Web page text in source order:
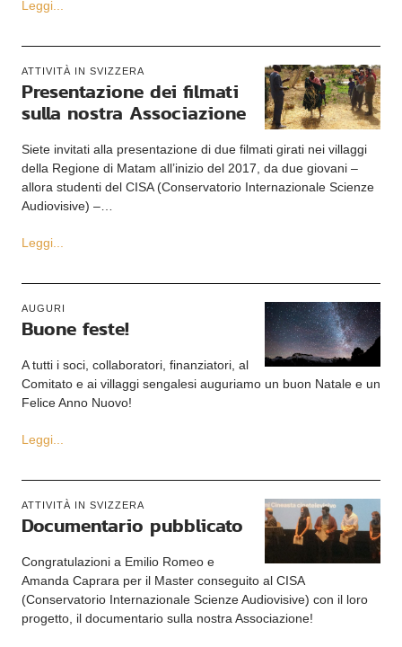
Leggi...
ATTIVITÀ IN SVIZZERA
Presentazione dei filmati
sulla nostra Associazione
Siete invitati alla presentazione di due filmati girati nei villaggi
della Regione di Matam all’inizio del 2017, da due giovani –
allora studenti del CISA (Conservatorio Internazionale Scienze
Audiovisive) –…
Leggi...
AUGURI
Buone feste!
A tutti i soci, collaboratori, finanziatori, al
Comitato e ai villaggi sengalesi auguriamo un buon Natale e un
Felice Anno Nuovo!
Leggi...
ATTIVITÀ IN SVIZZERA
Documentario pubblicato
Congratulazioni a Emilio Romeo e
Amanda Caprara per il Master conseguito al CISA
(Conservatorio Internazionale Scienze Audiovisive) con il loro
progetto, il documentario sulla nostra Associazione!